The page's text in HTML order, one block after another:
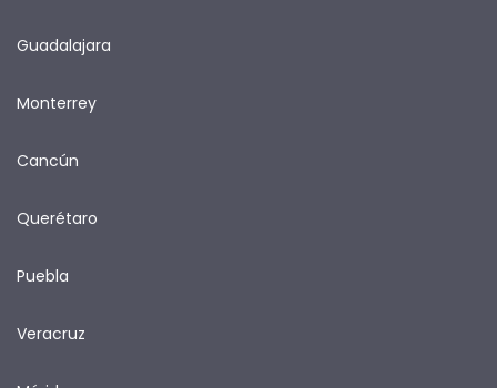
Guadalajara
Monterrey
Cancún
Querétaro
Puebla
Veracruz